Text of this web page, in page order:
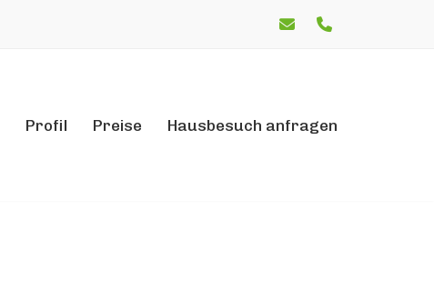
Profil Preise Hausbesuch anfragen